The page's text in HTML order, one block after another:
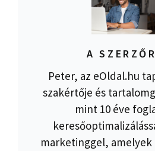
A
Peter, az eOldal.hu
szakértője és
mint 10 éve
marketinggel, amelyek